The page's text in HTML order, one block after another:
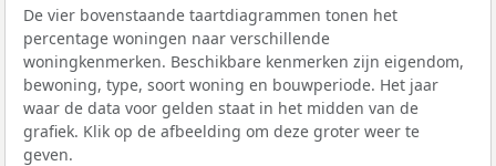
De vier bovenstaande taartdiagrammen tonen het
percentage woningen naar verschillende
woningkenmerken. Beschikbare kenmerken zijn eigendom,
bewoning, type, soort woning en bouwperiode. Het jaar
waar de data voor gelden staat in het midden van de
grafiek. Klik op de afbeelding om deze groter weer te
geven.